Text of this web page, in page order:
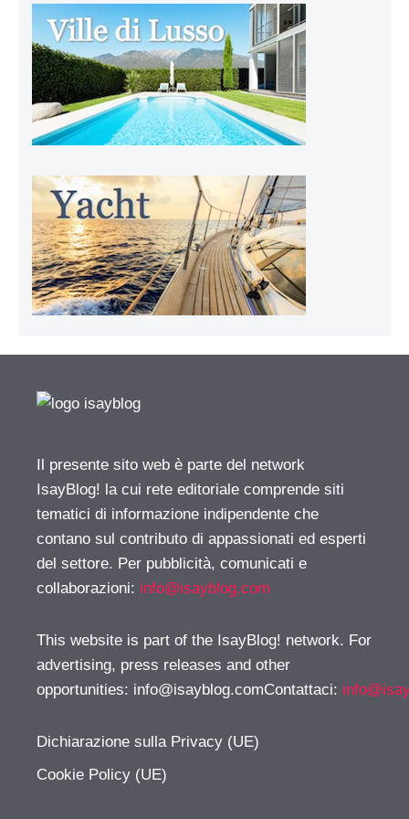
Il presente sito web è parte del network
IsayBlog! la cui rete editoriale comprende siti
tematici di informazione indipendente che
contano sul contributo di appassionati ed esperti
del settore. Per pubblicità, comunicati e
collaborazioni: info@isayblog.com
This website is part of the IsayBlog! network. For
advertising, press releases and other
opportunities: info@isayblog.comContattaci:
Dichiarazione sulla Privacy (UE)
Cookie Policy (UE)